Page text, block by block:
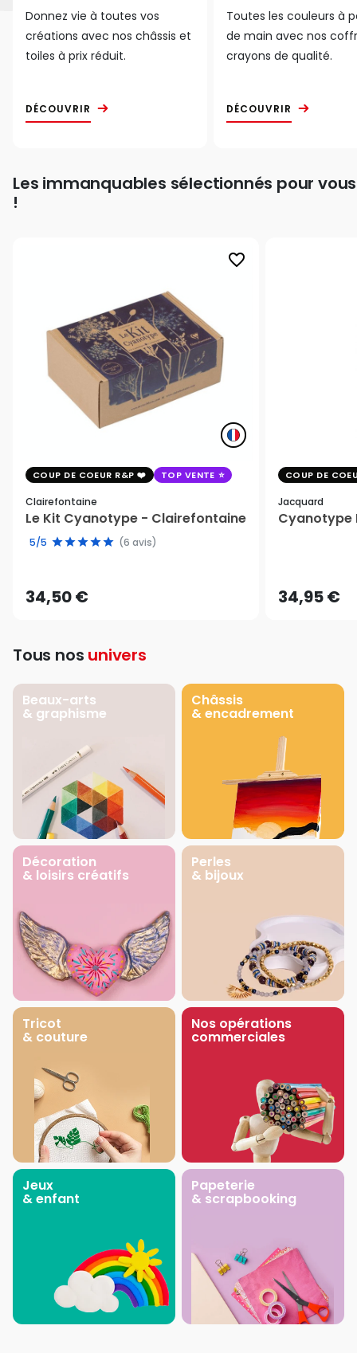
Donnez vie à toutes vos
créations avec nos châssis et
toiles à prix réduit.
DÉCOUVRIR
Toutes les couleurs à
de main avec nos
crayons de qualité.
DÉCOUVRIR
Les immanquables sélectionnés pour vous
!
favorite_border
COUP DE COEUR R&P TOP VENTE
Clairefontaine
Le Kit Cyanotype - Clairefontaine
5/5 (6 avis)
34,50 €
COUP DE
Jacquard
Cyanotype
34,95 €
Tous nos univers
Beaux-arts
& graphisme
Châssis
& encadrement
Décoration
& loisirs créatifs
Perles
& bijoux
Tricot
& couture
Nos opérations
commerciales
Jeux
& enfant
Papeterie
& scrapbooking